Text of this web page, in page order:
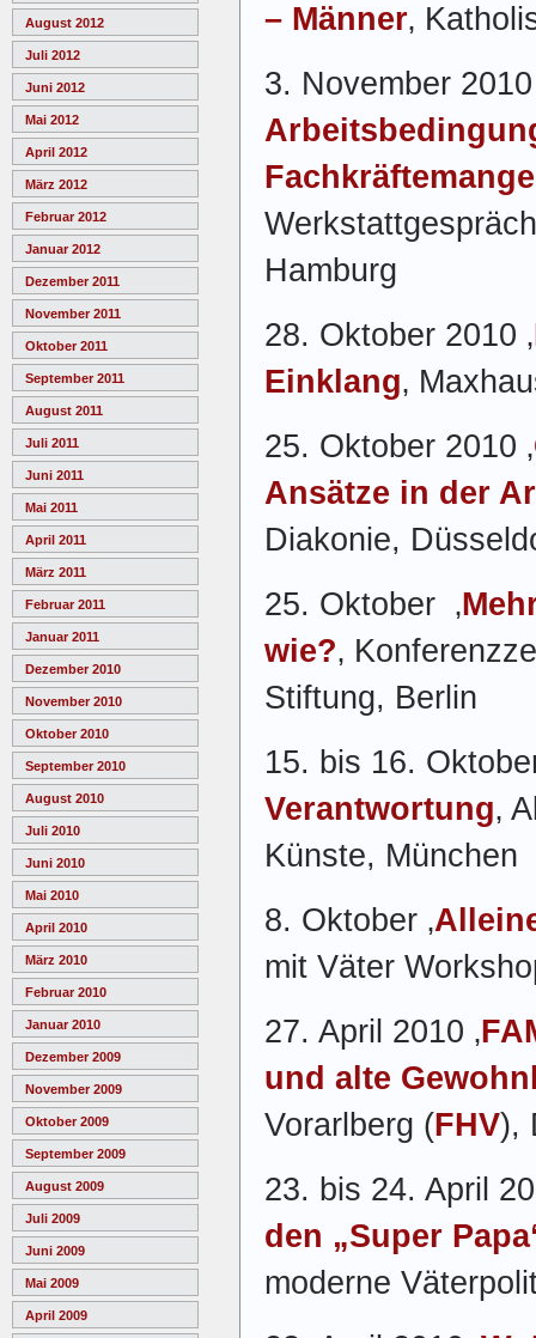
August 2012
Juli 2012
Juni 2012
Mai 2012
April 2012
März 2012
Februar 2012
Januar 2012
Dezember 2011
November 2011
Oktober 2011
September 2011
August 2011
Juli 2011
Juni 2011
Mai 2011
April 2011
März 2011
Februar 2011
Januar 2011
Dezember 2010
November 2010
Oktober 2010
September 2010
August 2010
Juli 2010
Juni 2010
Mai 2010
April 2010
März 2010
Februar 2010
Januar 2010
Dezember 2009
November 2009
Oktober 2009
September 2009
August 2009
Juli 2009
Juni 2009
Mai 2009
April 2009
– Männer‚
3. November 2010
Hamburg
28. Oktober 2010 ‚
Einklang‚
25. Oktober 2010 ‚
Ansätze in der
Diakonie,
25. Oktober ‚
wie?‚
Stiftung, Berlin
15. bis 16.
Verantwortung‚
Künste, München
8. Oktober ‚
mit Väter
27. April 2010 ‚
und alte
Vorarlberg (FHV),
23. bis 24. April
den „Super
moderne